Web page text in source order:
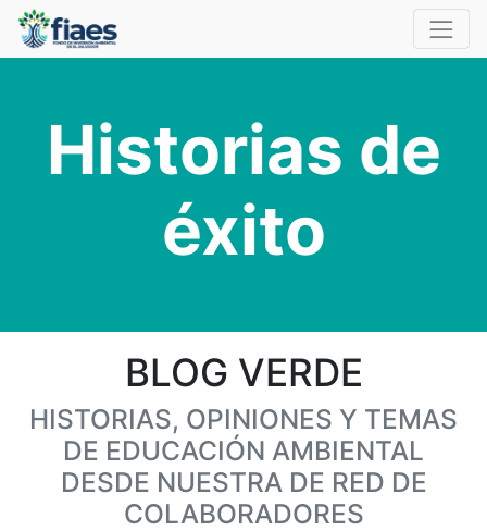
Historias de
éxito
BLOG VERDE
HISTORIAS, OPINIONES Y TEMAS
DE EDUCACIÓN AMBIENTAL
DESDE NUESTRA DE RED DE
COLABORADORES